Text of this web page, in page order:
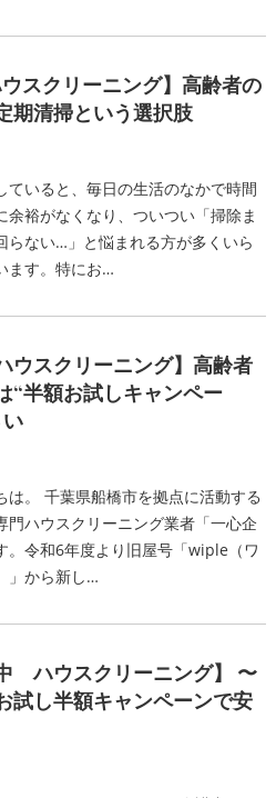
ウスクリーニング】高齢者の
期清掃という選択肢
ていると、毎日の生活のなかで時間
余裕がなくなり、ついつい「掃除ま
らない…」と悩まれる方が多くいら
ます。特にお…
スクリーニング】高齢者
“半額お試しキャンペー
は。 千葉県船橋市を拠点に活動する
門ハウスクリーニング業者「一心企
。令和6年度より旧屋号「wiple（ワ
」から新し…
ハウスクリーニング】 〜
試し半額キャンペーンで安